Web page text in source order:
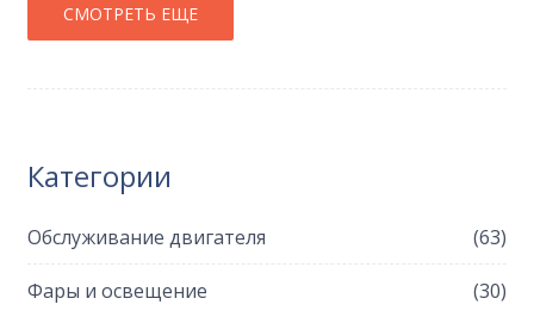
СМОТРЕТЬ ЕЩЕ
Категории
Обслуживание двигателя (63)
Фары и освещение (30)